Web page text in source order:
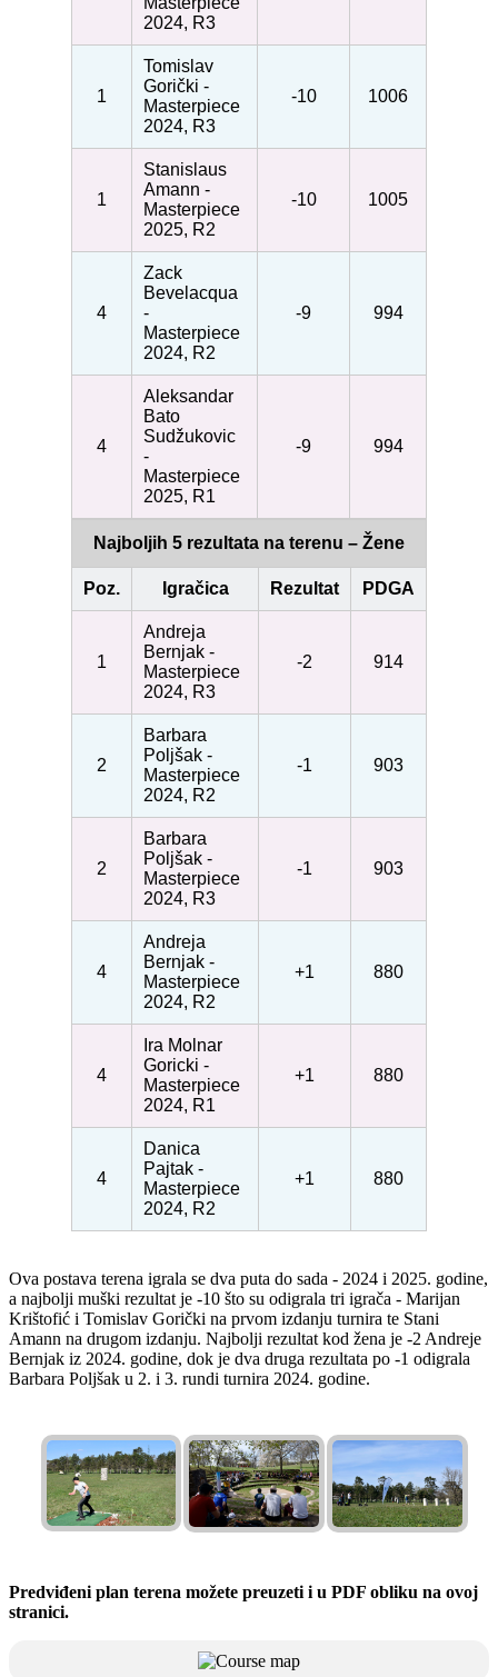
2024, R3
1
Tomislav
Gorički -
Masterpiece
2024, R3
-10 1006
1
Stanislaus
Amann -
Masterpiece
2025, R2
-10 1005
4
Zack
Bevelacqua
-
Masterpiece
2024, R2
-9 994
4
Aleksandar
Bato
Sudžukovic
-
Masterpiece
2025, R1
-9 994
Najboljih 5 rezultata na terenu – Žene
Poz. Igračica Rezultat PDGA
1
Andreja
Bernjak -
Masterpiece
2024, R3
-2 914
2
Barbara
Poljšak -
Masterpiece
2024, R2
-1 903
2
Barbara
Poljšak -
Masterpiece
2024, R3
-1 903
4
Andreja
Bernjak -
Masterpiece
2024, R2
+1 880
4
Ira Molnar
Goricki -
Masterpiece
2024, R1
+1 880
4
Danica
Pajtak -
Masterpiece
2024, R2
+1 880
Ova postava terena igrala se dva puta do sada - 2024 i 2025. godine,
a najbolji muški rezultat je -10 što su odigrala tri igrača - Marijan
Krištofić i Tomislav Gorički na prvom izdanju turnira te Stani
Amann na drugom izdanju. Najbolji rezultat kod žena je -2 Andreje
Bernjak iz 2024. godine, dok je dva druga rezultata po -1 odigrala
Barbara Poljšak u 2. i 3. rundi turnira 2024. godine.
Predviđeni plan terena možete preuzeti i u PDF obliku na ovoj
stranici.